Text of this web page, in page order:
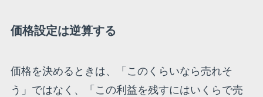
価格設定は逆算する
価格を決めるときは、「このくらいなら売れそ
う」ではなく、「この利益を残すにはいくらで売